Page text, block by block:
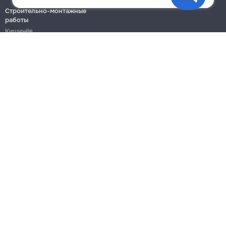
Строительно-монтажные
работы
Кишинёв